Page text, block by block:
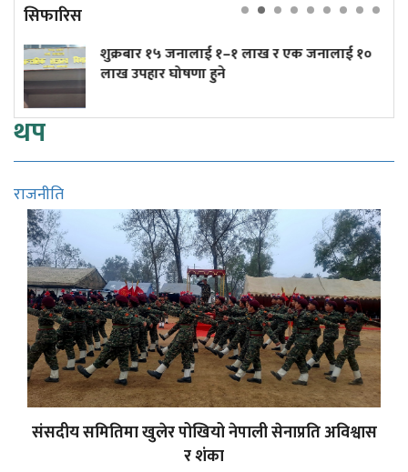
सिफारिस
जनालाई १–१ लाख र एक जनालाई १०
घोषणा हुने
त्रिपुरेश्वरमा
थप
राजनीति
संसदीय समितिमा खुलेर पोखियो नेपाली सेनाप्रति अविश्वास
र शंका